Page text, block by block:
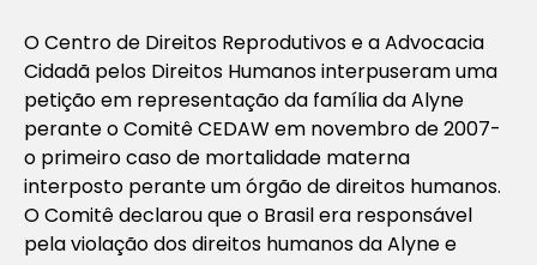
O Centro de Direitos Reprodutivos e a Advocacia
Cidadã pelos Direitos Humanos interpuseram uma
petição em representação da família da Alyne
perante o Comitê CEDAW em novembro de 2007-
o primeiro caso de mortalidade materna
interposto perante um órgão de direitos humanos.
O Comitê declarou que o Brasil era responsável
pela violação dos direitos humanos da Alyne e